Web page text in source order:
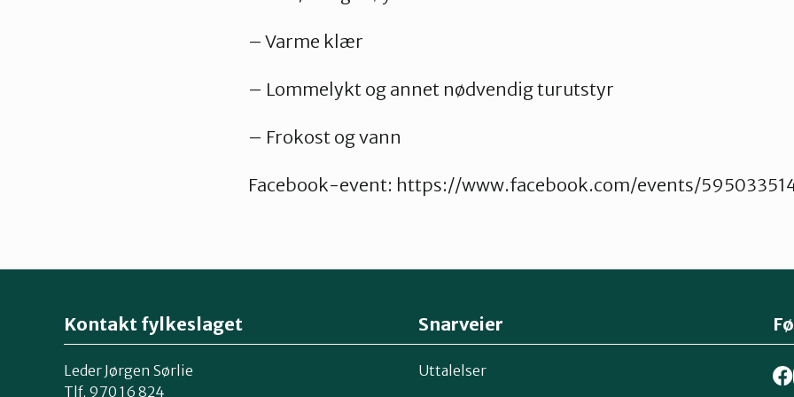
– Varme klær
– Lommelykt og annet nødvendig turutstyr
– Frokost og vann
Facebook-event: https://www.facebook.com/events/
Kontakt fylkeslaget
Leder Jørgen Sørlie
Tlf. 970 16 824
Snarveier
Uttalelser